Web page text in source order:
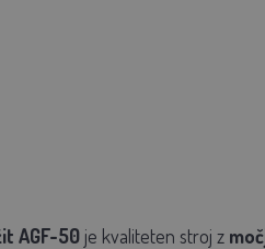
AGF-50je kvaliteten stroj z